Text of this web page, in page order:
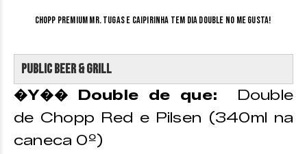
Chopp Premium Mr. Tugas e caipirinha tem dia Double no Me Gusta!
Public Beer & Grill
�Y�� Double de que:
Double
de Chopp Red e Pilsen (340ml na
caneca 0º)